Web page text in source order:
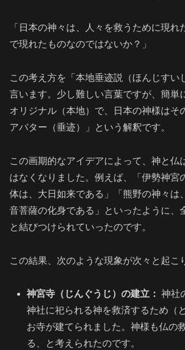
「日本の神々は、人々を救うために現れ
で現れたものなのではないか？」
この考え方を「本地垂迹説（ほんじすい
言います。少し難しい言葉ですが、簡単
オリジナル（本地）で、日本の神様はそ
アバター（垂迹）」という解釈です。
この画期的なアイデアによって、神と仏
はなくなりました。例えば、「伊勢神宮
体は、大日如来である」「熊野の神々は
音菩薩の化身である」といったように、
と結びつけられていったのです。
この結果、次のような現象が次々と起こ
神宮寺（じんぐうじ）の建立： 神社
神社に祀られる神を救済するため（
お寺が建てられました。神様も仏の
る、と考えられたのです。